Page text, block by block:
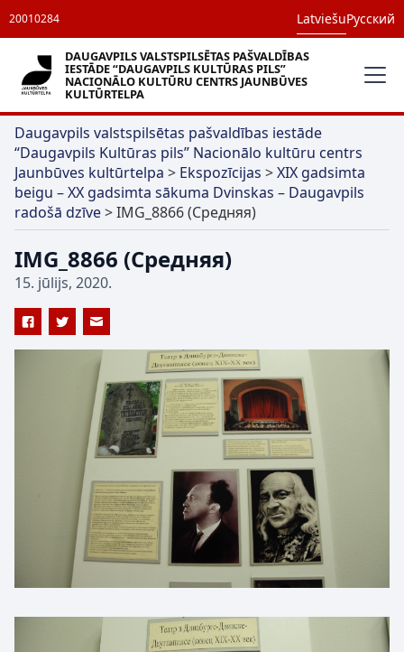
20010284 LatviešuРусский
DAUGAVPILS VALSTSPILSĒTAS PAŠVALDĪBAS
IESTĀDE “DAUGAVPILS KULTŪRAS PILS”
NACIONĀLO KULTŪRU CENTRS JAUNBŪVES
KULTŪRTELPA
Daugavpils valstspilsētas pašvaldības iestāde
“Daugavpils Kultūras pils” Nacionālo kultūru centrs
Jaunbūves kultūrtelpa > Ekspozīcijas >XIX gadsimta
beigu – XX gadsimta sākuma Dvinskas – Daugavpils
radošā dzīve>IMG_8866 (Средняя)
IMG_8866 (Средняя)
15. jūlijs, 2020.